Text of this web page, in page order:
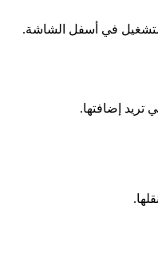
في أسفل الشاشة.
تريد إضافتها.